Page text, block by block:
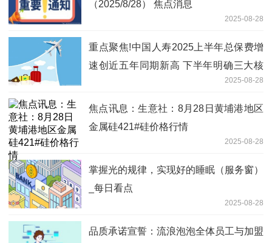
（2025/8/28） 焦点消息
2025-08-28
重点聚焦!中国人寿2025上半年总保费增
速创近五年同期新高 下半年明确三大核
2025-08-28
焦点讯息：生意社：8月28日黄埔港地区
金属硅421#硅价格行情
2025-08-28
掌握光的规律，实现好的睡眠（服务窗）
_每日看点
2025-08-28
品质承诺宣誓：流浪泡泡全体员工与加盟